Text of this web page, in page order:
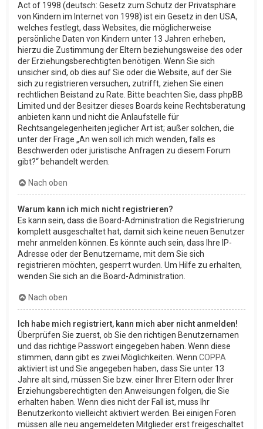
Act of 1998 (deutsch: Gesetz zum Schutz der Privatsphäre
von Kindern im Internet von 1998) ist ein Gesetz in den USA,
welches festlegt, dass Websites, die möglicherweise
persönliche Daten von Kindern unter 13 Jahren erheben,
hierzu die Zustimmung der Eltern beziehungsweise des oder
der Erziehungsberechtigten benötigen. Wenn Sie sich
unsicher sind, ob dies auf Sie oder die Website, auf der Sie
sich zu registrieren versuchen, zutrifft, ziehen Sie einen
rechtlichen Beistand zu Rate. Bitte beachten Sie, dass phpBB
Limited und der Besitzer dieses Boards keine Rechtsberatung
anbieten kann und nicht die Anlaufstelle für
Rechtsangelegenheiten jeglicher Art ist; außer solchen, die
unter der Frage „An wen soll ich mich wenden, falls es
Beschwerden oder juristische Anfragen zu diesem Forum
gibt?“ behandelt werden.
Nach oben
Warum kann ich mich nicht registrieren?
Es kann sein, dass die Board-Administration die Registrierung
komplett ausgeschaltet hat, damit sich keine neuen Benutzer
mehr anmelden können. Es könnte auch sein, dass Ihre IP-
Adresse oder der Benutzername, mit dem Sie sich
registrieren möchten, gesperrt wurden. Um Hilfe zu erhalten,
wenden Sie sich an die Board-Administration.
Nach oben
Ich habe mich registriert, kann mich aber nicht anmelden!
Überprüfen Sie zuerst, ob Sie den richtigen Benutzernamen
und das richtige Passwort eingegeben haben. Wenn diese
stimmen, dann gibt es zwei Möglichkeiten. Wenn COPPA
aktiviert ist und Sie angegeben haben, dass Sie unter 13
Jahre alt sind, müssen Sie bzw. einer Ihrer Eltern oder Ihrer
Erziehungsberechtigten den Anweisungen folgen, die Sie
erhalten haben. Wenn dies nicht der Fall ist, muss Ihr
Benutzerkonto vielleicht aktiviert werden. Bei einigen Foren
müssen alle neu angemeldeten Mitglieder erst freigeschaltet